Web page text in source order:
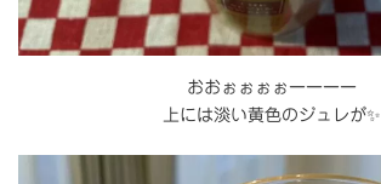
おおぉぉぉぉーーーー
上には淡い黄色のジュレが✨